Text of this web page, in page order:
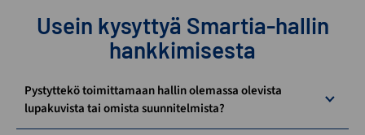
Usein kysyttyä Smartia-hallin
hankkimisesta
Pystyttekö toimittamaan hallin olemassa olevista
lupakuvista tai omista suunnitelmista?